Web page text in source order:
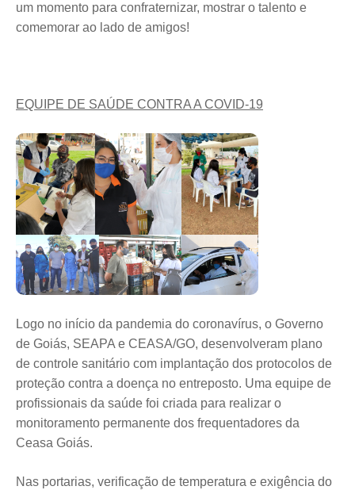
um momento para confraternizar, mostrar o talento e
comemorar ao lado de amigos!
EQUIPE DE SAÚDE CONTRA A COVID-19
Logo no início da pandemia do coronavírus, o Governo
de Goiás, SEAPA e CEASA/GO, desenvolveram plano
de controle sanitário com implantação dos protocolos de
proteção contra a doença no entreposto. Uma equipe de
profissionais da saúde foi criada para realizar o
monitoramento permanente dos frequentadores da
Ceasa Goiás.
Nas portarias, verificação de temperatura e exigência do